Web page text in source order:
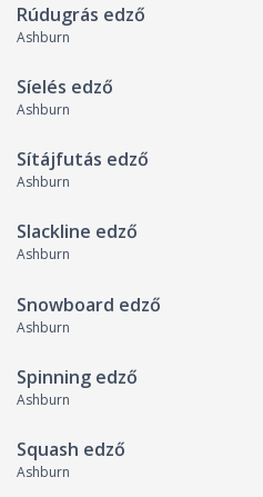
Rúdugrás edző
Ashburn
Síelés edző
Ashburn
Sítájfutás edző
Ashburn
Slackline edző
Ashburn
Snowboard edző
Ashburn
Spinning edző
Ashburn
Squash edző
Ashburn